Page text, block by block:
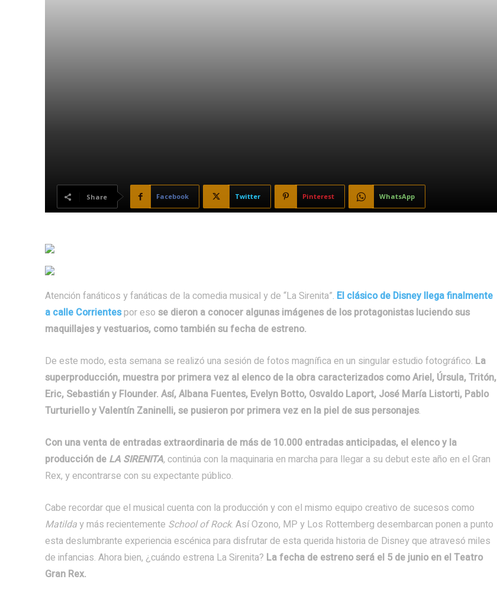
Share Facebook Twitter Pinterest WhatsApp
Atención fanáticos y fanáticas de la comedia musical y de “La Sirenita”. El clásico de Disney llega finalmente
a calle Corrientespor eso se dieron a conocer algunas imágenes de los protagonistas luciendo sus
maquillajes y vestuarios, como también su fecha de estreno.
De este modo, esta semana se realizó una sesión de fotos magnífica en un singular estudio fotográfico. La
superproducción, muestra por primera vez al elenco de la obra caracterizados como Ariel, Úrsula, Tritón,
Eric, Sebastián y Flounder. Así,Albana Fuentes, Evelyn Botto, Osvaldo Laport, José María Listorti, Pablo
Turturiello y Valentín Zaninelli,se pusieron por primera vez en la piel de sus personajes.
Con una venta de entradas extraordinaria de más de 10.000 entradas anticipadas, el elenco y la
producción de LA SIRENITA,continúa con la maquinaria en marcha para llegar a su debut este año en el Gran
Rex, y encontrarse con su expectante público.
Cabe recordar que el musical cuenta con la producción y con el mismo equipo creativo de sucesos como
Matilday más recientemente School of Rock. Así Ozono, MP y Los Rottemberg desembarcan ponen a punto
esta deslumbrante experiencia escénica para disfrutar de esta querida historia de Disney que atravesó miles
de infancias. Ahora bien, ¿cuándo estrena La Sirenita? La fecha de estreno será el 5 de junio en el Teatro
Gran Rex.